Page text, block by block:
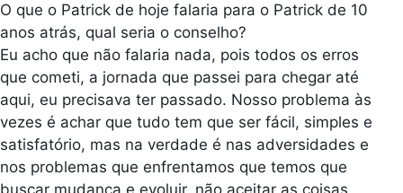
O que o Patrick de hoje falaria para o Patrick de 10
anos atrás, qual seria o conselho?
Eu acho que não falaria nada, pois todos os erros
que cometi, a jornada que passei para chegar até
aqui, eu precisava ter passado. Nosso problema às
vezes é achar que tudo tem que ser fácil, simples e
satisfatório, mas na verdade é nas adversidades e
nos problemas que enfrentamos que temos que